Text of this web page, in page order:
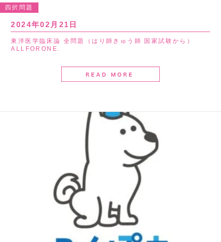
四択問題
2024年02月21日
東洋医学臨床論 全問題（はり師きゅう師 国家試験から）
ALLFORONE.